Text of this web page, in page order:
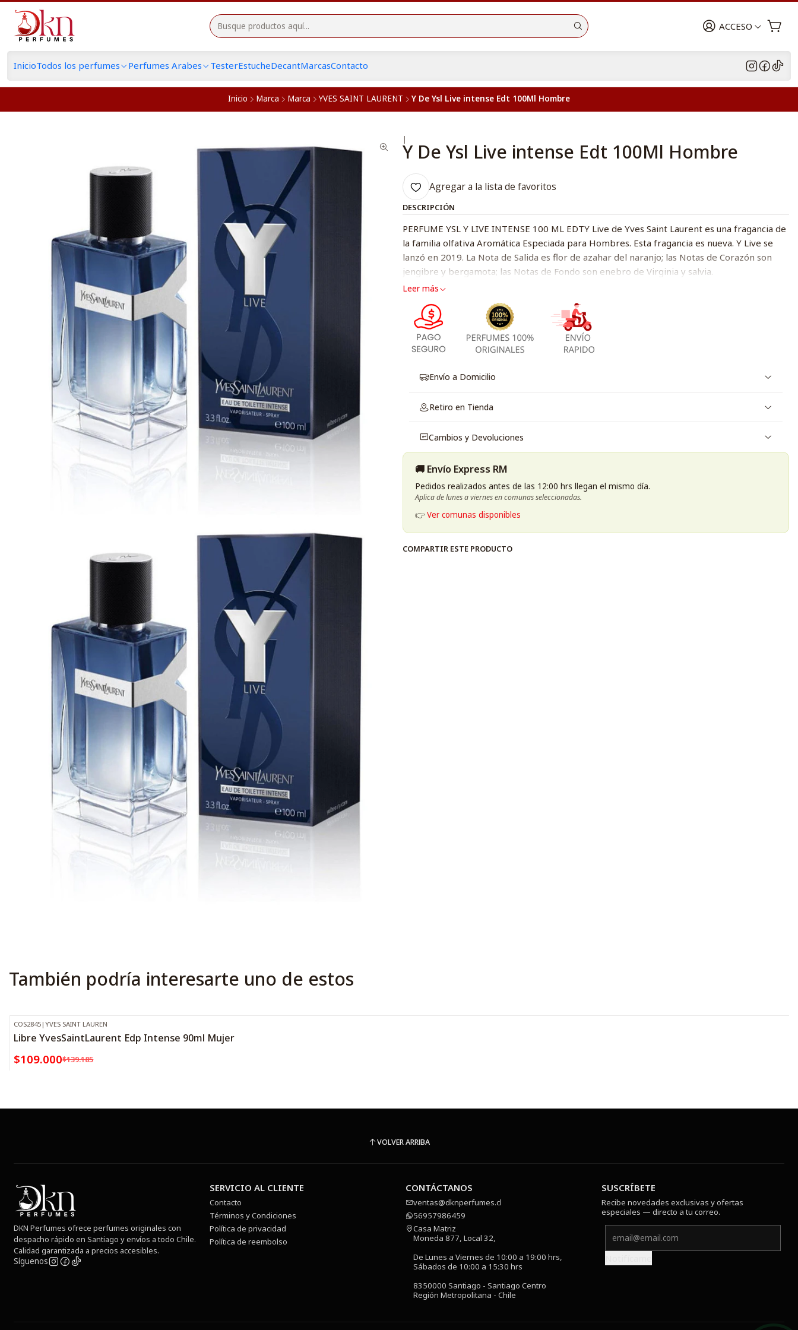
ACCESO
InicioTodos los perfumes Perfumes Arabes TesterEstucheDecantMarcasContacto
Inicio Marca Marca YVES SAINT LAURENT Y De Ysl Live intense Edt 100Ml Hombre
|
Y De Ysl Live intense Edt 100Ml Hombre
Agregar a la lista de favoritos
DESCRIPCIÓN
PERFUME YSL Y LIVE INTENSE 100 ML EDTY Live de Yves Saint Laurent es una fragancia de
la familia olfativa Aromática Especiada para Hombres. Esta fragancia es nueva. Y Live se
lanzó en 2019. La Nota de Salida es flor de azahar del naranjo; las Notas de Corazón son
jengibre y bergamota; las Notas de Fondo son enebro de Virginia y salvia.
Leer más
Envío a Domicilio
Retiro en Tienda
Cambios y Devoluciones
🚚 Envío Express RM
Pedidos realizados antes de las 12:00 hrs llegan el mismo día.
Aplica de lunes a viernes en comunas seleccionadas.
👉Ver comunas disponibles
COMPARTIR ESTE PRODUCTO
También podría interesarte uno de estos
-22% OFF
COS2845 |YVES SAINT LAUREN
Libre YvesSaintLaurent Edp Intense 90ml Mujer
$109.000$139.185
VOLVER ARRIBA
DKN Perfumes ofrece perfumes originales con
despacho rápido en Santiago y envíos a todo Chile.
Calidad garantizada a precios accesibles.
Síguenos
SERVICIO AL CLIENTE
Contacto
Términos y Condiciones
Política de privacidad
Política de reembolso
CONTÁCTANOS
ventas@dknperfumes.cl
56957986459
Casa Matriz
Moneda 877, Local 32,
De Lunes a Viernes de 10:00 a 19:00 hrs,
Sábados de 10:00 a 15:30 hrs
8350000 Santiago - Santiago Centro
Región Metropolitana - Chile
SUSCRÍBETE
Recibe novedades exclusivas y ofertas
especiales — directo a tu correo.